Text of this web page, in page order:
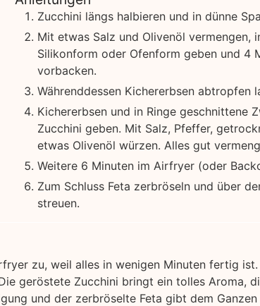
Zucchini längs halbieren und in dünne
Mit etwas Salz und Olivenöl vermengen,
Silikonform oder Ofenform geben und 4
vorbacken.
Währenddessen Kichererbsen abtropfen
Kichererbsen und in Ringe geschnittene
Zucchini geben. Mit Salz, Pfeffer,
etwas Olivenöl würzen. Alles gut
Weitere 6 Minuten im Airfryer (oder
Zum Schluss Feta zerbröseln und über
streuen.
zu, weil alles in wenigen Minuten fertig
geröstete Zucchini bringt ein tolles Aroma,
und der zerbröselte Feta gibt dem